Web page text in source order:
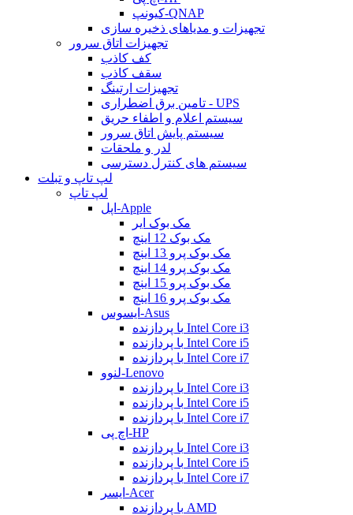
کیونپ-QNAP
تجهیزات و مدیاهای ذخیره سازی
تجهیزات اتاق سرور
کف کاذب
سقف کاذب
تجهیزات ارتینگ
تامین برق اضطراری - UPS
سیستم اعلام و اطفاء حریق
سیستم پایش اتاق سرور
لدر و ملحقات
سیستم های کنترل دسترسی
لپ تاپ و تبلت
لپ تاپ
اپل-Apple
مک بوک ایر
مک بوک 12 اینچ
مک بوک پرو 13 اینچ
مک بوک پرو 14 اینچ
مک بوک پرو 15 اینچ
مک بوک پرو 16 اینچ
ایسوس-Asus
با پردازنده Intel Core i3
با پردازنده Intel Core i5
با پردازنده Intel Core i7
لنوو-Lenovo
با پردازنده Intel Core i3
با پردازنده Intel Core i5
با پردازنده Intel Core i7
اچ پی-HP
با پردازنده Intel Core i3
با پردازنده Intel Core i5
با پردازنده Intel Core i7
ایسر-Acer
با پردازنده AMD